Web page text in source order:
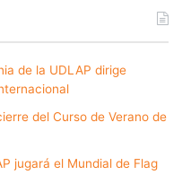
de la UDLAP dirige
del Curso de Verano de
jugará el Mundial de Flag